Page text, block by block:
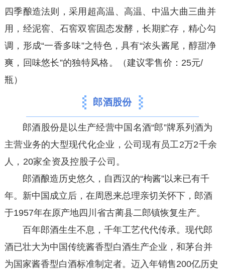
四季酿造法则，采用超高温、高温、中温大曲三曲并
用，经泥窖、石窖双窖固态发酵，长期贮存，精心勾
调，形成“一香多味”之特色，具有“浓头酱尾，醇甜净
爽，回味悠长”的独特风格。
（建议零售价：25元/
瓶）
郎酒股份
郎酒股份是以生产经营中国名酒“郎”牌系列酒为
主营业务的大型现代化企业，公司现有员工2万2千余
人，20家全资及控股子公司。
郎酒酿造历史悠久，自西汉的“枸酱”以来已有千
年。新中国成立后，在周恩来总理亲切关怀下，郎酒
于1957年在原产地四川省古蔺县二郎镇恢复生产。
百年郎酒生生不息，千年工艺代代传承。现代郎
酒已壮大为中国传统酱香型白酒生产企业，和茅台并
为国家酱香型白酒标准制定者。迈入年销售200亿历史